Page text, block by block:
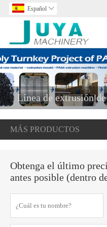
Español 
Línea de extrusión
MÁS PRODUCTOS
Obtenga el último
antes posible (dentro